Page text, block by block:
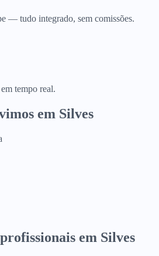
— tudo integrado, sem comissões.
tempo real.
em Silves
em Silves